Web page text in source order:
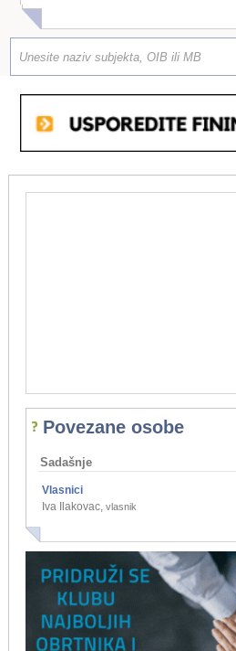
Povezane osobe
Sadašnje
Vlasnici
Iva Ilakovac, vlasnik